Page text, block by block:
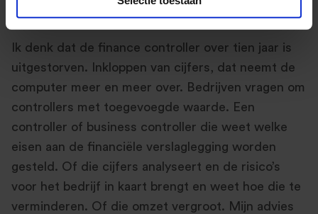
controller eruit?
Ik denk dat de finance controller over tien jaar is
uitgestorven. Inkloppen van cijfers, dat neemt de
computer meer en meer over. Bedrijven vragen om
controllers met toegevoegde waarde. Een
controller of business controller die weet welke
eisen aan de financiële verslaglegging worden
gesteld. Of die cijfers analyseert en de risico’s
voor het bedrijf in kaart brengt en weet hoe die te
verminderen. Of die omzet vergroot. Mijn advies